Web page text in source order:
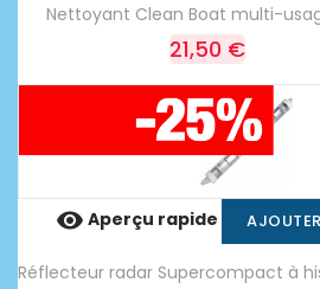
Nettoyant Clean Boat multi-
21,50 €
 Aperçu rapide
Réflecteur radar Supercompact à